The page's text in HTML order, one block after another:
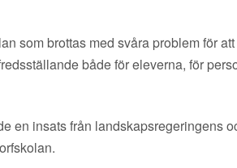
som brottas med svåra problem för
både för eleverna, för
en insats från landskapsregeringens